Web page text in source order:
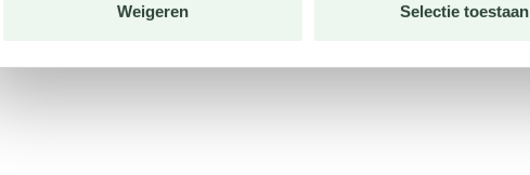
Weigeren Selectie toestaan